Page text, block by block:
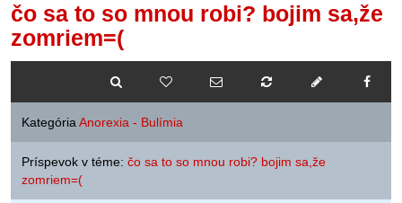
čo sa to so mnou robi? bojim sa,že
zomriem=(
Kategória Anorexia - Bulímia
Príspevok v téme: čo sa to so mnou robi? bojim sa,že
zomriem=(